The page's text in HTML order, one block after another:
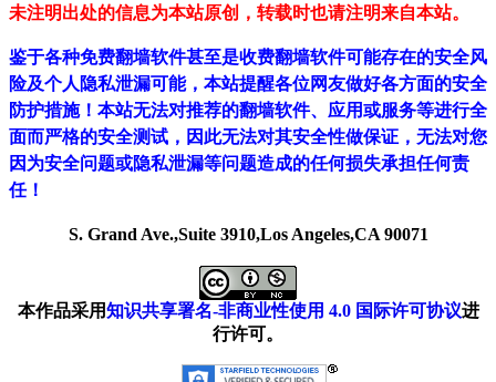
未注明出处的信息为本站原创，转载时也请注明来自本站。
鉴于各种免费翻墙软件甚至是收费翻墙软件可能存在的安全风
险及个人隐私泄漏可能，本站提醒各位网友做好各方面的安全
防护措施！本站无法对推荐的翻墙软件、应用或服务等进行全
面而严格的安全测试，因此无法对其安全性做保证，无法对您
因为安全问题或隐私泄漏等问题造成的任何损失承担任何责
任！
S. Grand Ave.,Suite 3910,Los Angeles,CA 90071
本作品采用知识共享署名-非商业性使用 4.0 国际许可协议进
行许可。